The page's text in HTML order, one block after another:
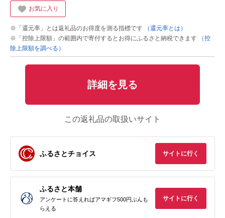
お気に入り
※「還元率」とは返礼品のお得度を測る指標です
（還元率とは）
※「控除上限額」の範囲内で寄付するとお得にふるさと納税できます
（控
除上限額を調べる）
詳細を見る
この返礼品の取扱いサイト
ふるさとチョイス サイトに行く
ふるさと本舗
アンケートに答えればアマギフ500円ぶんも
らえる
サイトに行く